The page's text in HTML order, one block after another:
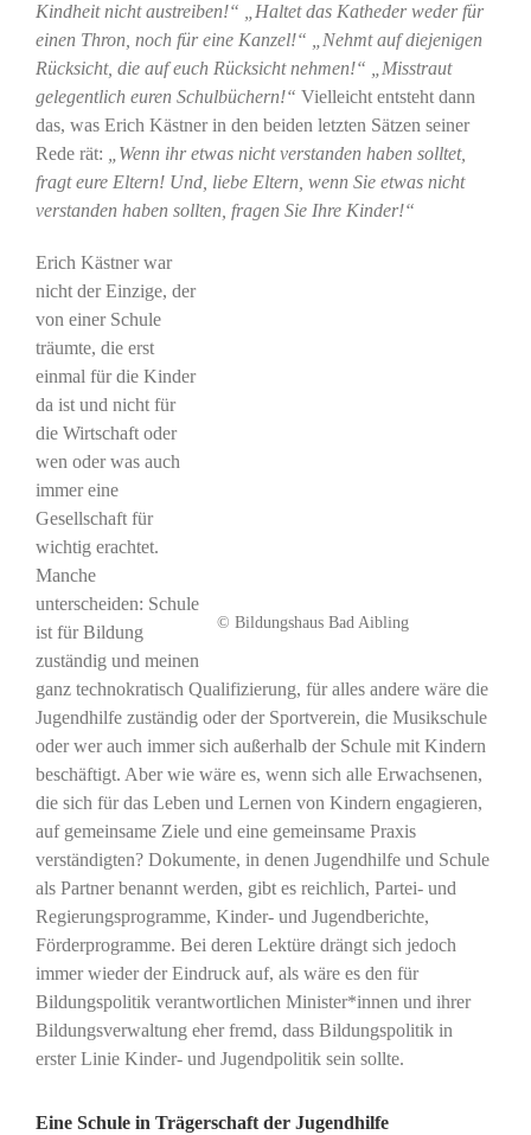
Kindheit nicht austreiben!“ „Haltet das Katheder weder für
einen Thron, noch für eine Kanzel!“ „Nehmt auf diejenigen
Rücksicht, die auf euch Rücksicht nehmen!“ „Misstraut
gelegentlich euren Schulbüchern!“ Vielleicht entsteht dann
das, was Erich Kästner in den beiden letzten Sätzen seiner
Rede rät:
„Wenn ihr etwas nicht verstanden haben solltet,
fragt eure Eltern! Und, liebe Eltern, wenn Sie etwas nicht
verstanden haben sollten, fragen Sie Ihre Kinder!“
© Bildungshaus Bad Aibling
Erich Kästner war
nicht der Einzige, der
von einer Schule
träumte, die erst
einmal für die Kinder
da ist und nicht für
die Wirtschaft oder
wen oder was auch
immer eine
Gesellschaft für
wichtig erachtet.
Manche
unterscheiden: Schule
ist für Bildung
zuständig und meinen
ganz technokratisch Qualifizierung, für alles andere wäre die
Jugendhilfe zuständig oder der Sportverein, die Musikschule
oder wer auch immer sich außerhalb der Schule mit Kindern
beschäftigt. Aber wie wäre es, wenn sich alle Erwachsenen,
die sich für das Leben und Lernen von Kindern engagieren,
auf gemeinsame Ziele und eine gemeinsame Praxis
verständigten? Dokumente, in denen Jugendhilfe und Schule
als Partner benannt werden, gibt es reichlich, Partei- und
Regierungsprogramme, Kinder- und Jugendberichte,
Förderprogramme. Bei deren Lektüre drängt sich jedoch
immer wieder der Eindruck auf, als wäre es den für
Bildungspolitik verantwortlichen Minister*innen und ihrer
Bildungsverwaltung eher fremd, dass Bildungspolitik in
erster Linie Kinder- und Jugendpolitik sein sollte.
Eine Schule in Trägerschaft der Jugendhilfe